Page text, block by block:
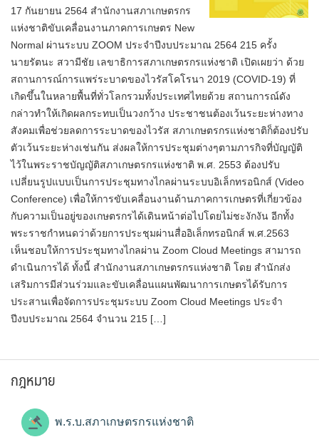
17 กันยายน 2564 สำนักงานสภาเกษตรกร
แห่งชาติขับเคลื่อนงานภาคการเกษตร New
Normal ผ่านระบบ ZOOM ประจำปีงบประมาณ 2564 215 ครั้ง
นายรัตนะ สวามีชัย เลขาธิการสภาเกษตรกรแห่งชาติ เปิดเผยว่า ด้วย
สถานการณ์การแพร่ระบาดของไวรัสโคโรนา 2019 (COVID-19) ที่
เกิดขึ้นในหลายพื้นที่ทั่วโลกรวมทั้งประเทศไทยด้วย สถานการณ์ดัง
กล่าวทำให้เกิดผลกระทบเป็นวงกว้าง ประชาชนต้องเว้นระยะห่างทาง
สังคมเพื่อช่วยลดการระบาดของไวรัส สภาเกษตรกรแห่งชาติก็ต้องปรับ
ตัวเว้นระยะห่างเช่นกัน ส่งผลให้การประชุมต่างๆตามภารกิจที่บัญญัติ
ไว้ในพระราชบัญญัติสภาเกษตรกรแห่งชาติ พ.ศ. 2553 ต้องปรับ
เปลี่ยนรูปแบบเป็นการประชุมทางไกลผ่านระบบอิเล็กทรอนิกส์ (Video
Conference) เพื่อให้การขับเคลื่อนงานด้านภาคการเกษตรที่เกี่ยวข้อง
กับความเป็นอยู่ของเกษตรกรได้เดินหน้าต่อไปโดยไม่ชะงักงัน อีกทั้ง
พระราชกำหนดว่าด้วยการประชุมผ่านสื่ออิเล็กทรอนิกส์ พ.ศ.2563
เห็นชอบให้การประชุมทางไกลผ่าน Zoom Cloud Meetings สามารถ
ดำเนินการได้ ทั้งนี้ สำนักงานสภาเกษตรกรแห่งชาติ โดย สำนักส่ง
เสริมการมีส่วนร่วมและขับเคลื่อนแผนพัฒนาการเกษตรได้รับการ
ประสานเพื่อจัดการประชุมระบบ Zoom Cloud Meetings ประจำ
ปีงบประมาณ 2564 จำนวน 215 […]
กฎหมาย
พ.ร.บ.สภาเกษตรกรแห่งชาติ